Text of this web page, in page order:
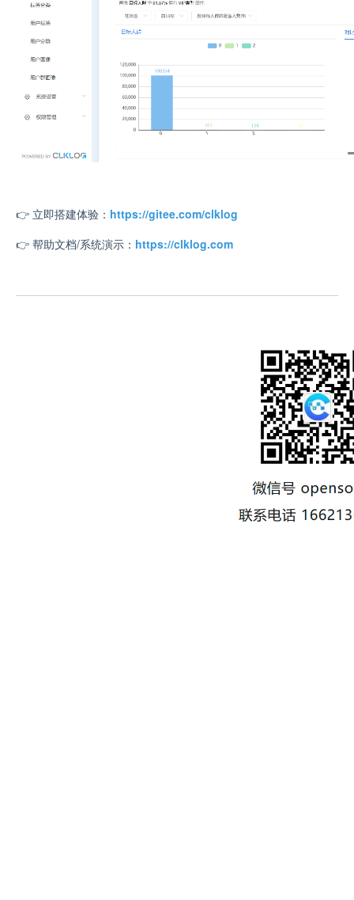
👉 立即搭建体验： https://gitee.com/clklog
👉 帮助文档/系统演示： https://clklog.com